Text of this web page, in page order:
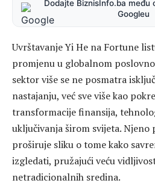
Dodajte BiznisInfo.ba među
Googleu
Uvrštavanje Yi He na Fortune
promjenu u globalnom
sektor više se ne posmatra
nastajanju, već sve više kao
transformacije finansija,
uključivanja širom svijeta.
proširuje sliku o tome kako
izgledati, pružajući veću
netradicionalnih sredina.